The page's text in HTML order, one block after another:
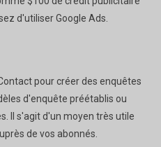
d'utiliser Google Ads.
pour créer des enquêtes
d'enquête préétablis ou
Il s'agit d'un moyen très utile
de vos abonnés.